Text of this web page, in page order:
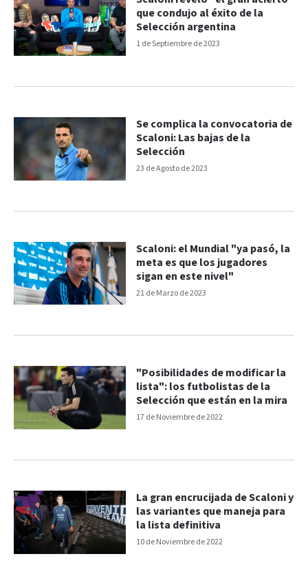
1 de Septiembre de 2023
que condujo al éxito de la
Selección argentina
23 de Agosto de 2023
Se complica la convocatoria de
Scaloni: Las bajas de la
Selección
21 de Marzo de 2023
Scaloni: el Mundial "ya pasó, la
meta es que los jugadores
sigan en este nivel"
17 de Noviembre de 2022
"Posibilidades de modificar la
lista": los futbolistas de la
Selección que están en la mira
10 de Noviembre de 2022
La gran encrucijada de Scaloni y
las variantes que maneja para
la lista definitiva